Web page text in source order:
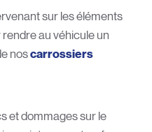
sur les éléments
au véhicule un
noscarrossiers
et dommages sur le